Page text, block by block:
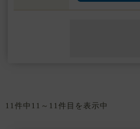
11件中11～11件目を表示中